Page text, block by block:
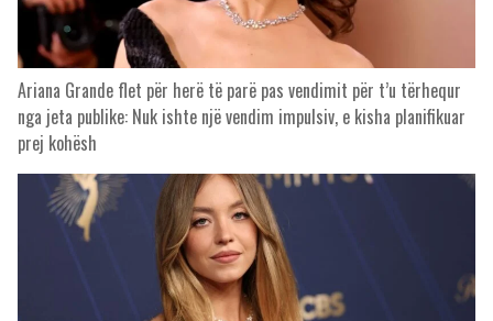
Ariana Grande flet për herë të parë pas vendimit për t’u tërhequr
nga jeta publike: Nuk ishte një vendim impulsiv, e kisha planifikuar
prej kohësh